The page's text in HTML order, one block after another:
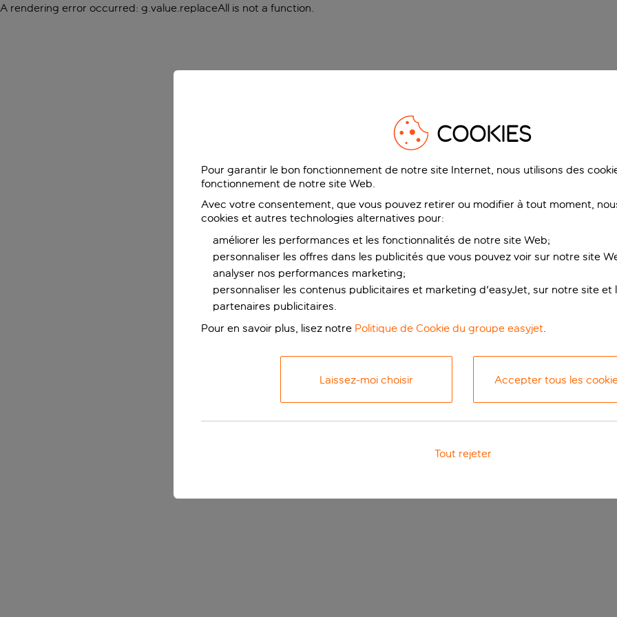
A rendering error occurred: g.value.replaceAll is not a function.
COOKIES
Pour garantir le bon fonctionnement de notre site Internet, nous utilisons des
fonctionnement de notre site Web.
Avec votre consentement, que vous pouvez retirer ou modifier à tout moment,
cookies et autres technologies alternatives pour:
améliorer les performances et les fonctionnalités de notre site Web;
personnaliser les offres dans les publicités que vous pouvez voir sur notre site
analyser nos performances marketing;
personnaliser les contenus publicitaires et marketing d'easyJet, sur notre site et
partenaires publicitaires.
Pour en savoir plus, lisez notre Politique de Cookie du groupe easyjet.
Laissez-moi choisir Accepter tous les
Tout rejeter